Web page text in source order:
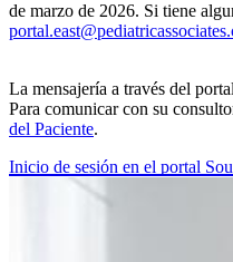
de marzo de 2026. Si tiene
La mensajería a través del
Para comunicar con su
del Paciente.
Inicio de sesión en el portal